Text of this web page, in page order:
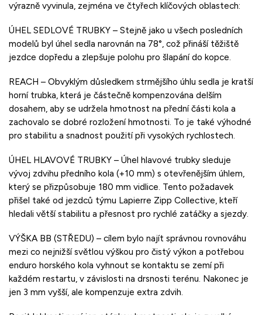
výrazně vyvinula, zejména ve čtyřech klíčových oblastech:
ÚHEL SEDLOVÉ TRUBKY – Stejně jako u všech posledních
modelů byl úhel sedla narovnán na 78°, což přináší těžiště
jezdce dopředu a zlepšuje polohu pro šlapání do kopce.
REACH – Obvyklým důsledkem strmějšího úhlu sedla je kratší
horní trubka, která je částečně kompenzována delším
dosahem, aby se udržela hmotnost na přední části kola a
zachovalo se dobré rozložení hmotnosti. To je také výhodné
pro stabilitu a snadnost použití při vysokých rychlostech.
ÚHEL HLAVOVÉ TRUBKY – Úhel hlavové trubky sleduje
vývoj zdvihu předního kola (+10 mm) s otevřenějším úhlem,
který se přizpůsobuje 180 mm vidlice. Tento požadavek
přišel také od jezdců týmu Lapierre Zipp Collective, kteří
hledali větší stabilitu a přesnost pro rychlé zatáčky a sjezdy.
VÝŠKA BB (STŘEDU) – cílem bylo najít správnou rovnováhu
mezi co nejnižší světlou výškou pro čistý výkon a potřebou
enduro horského kola vyhnout se kontaktu se zemí při
každém restartu, v závislosti na drsnosti terénu. Nakonec je
jen 3 mm vyšší, ale kompenzuje extra zdvih.